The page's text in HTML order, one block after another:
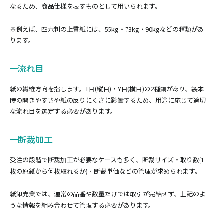
なるため、商品仕様を表すものとして用いられます。
※例えば、四六判の上質紙には、55kg・73kg・90kgなどの種類があ
ります。
流れ目
紙の繊維方向を指します。T目(縦目)・Y目(横目)の2種類があり、製本
時の開きやすさや紙の反りにくさに影響するため、用途に応じて適切
な流れ目を選定する必要があります。
断裁加工
受注の段階で断裁加工が必要なケースも多く、断裁サイズ・取り数(1
枚の原紙から何枚取れるか)・断裁単価などの管理が求められます。
紙卸売業では、通常の品番や数量だけでは取引が完結せず、上記のよ
うな情報を組み合わせて管理する必要があります。